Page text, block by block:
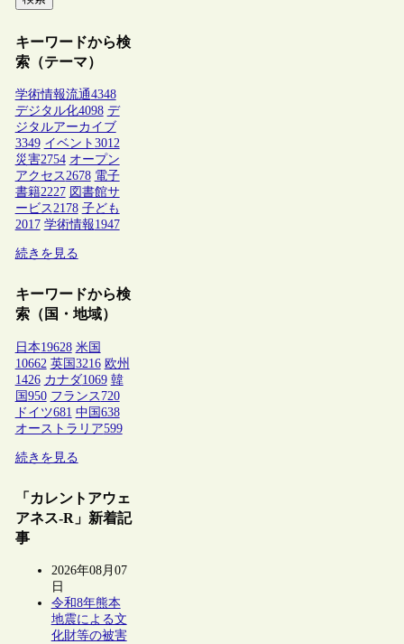
キーワードから検
索（テーマ）
学術情報流通4348
デジタル化4098 デ
ジタルアーカイブ
3349 イベント 3012
災害2754 オープン
アクセス2678 電子
書籍2227 図書館サ
ービス2178 子ども
2017 学術情報1947
続きを見る
キーワードから検
索（国・地域）
日本19628 米国
10662 英国 3216 欧州
1426 カナダ1069 韓
国 950 フランス 720
ドイツ681 中国 638
オーストラリア599
続きを見る
「カレントアウェ
アネス-R」新着記
事
2026年08月07
日
令和8年熊本
地震による文
化財等の被害